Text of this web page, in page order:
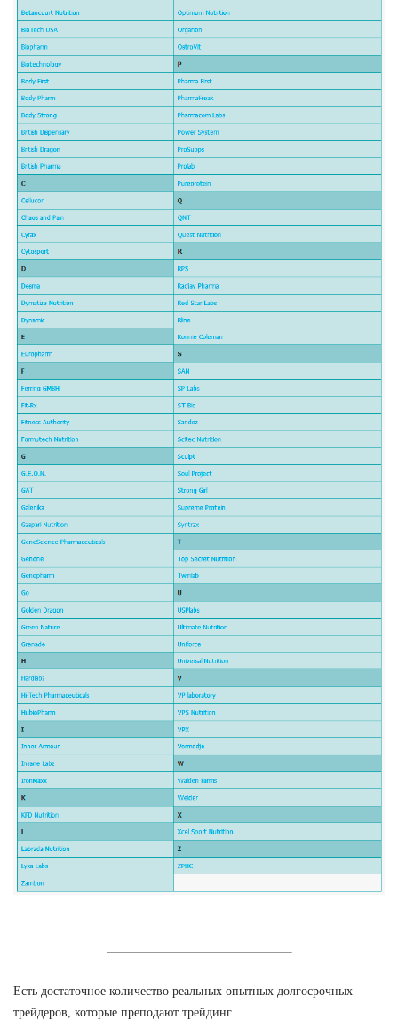
Есть достаточное количество реальных опытных долгосрочных
трейдеров, которые преподают трейдинг.